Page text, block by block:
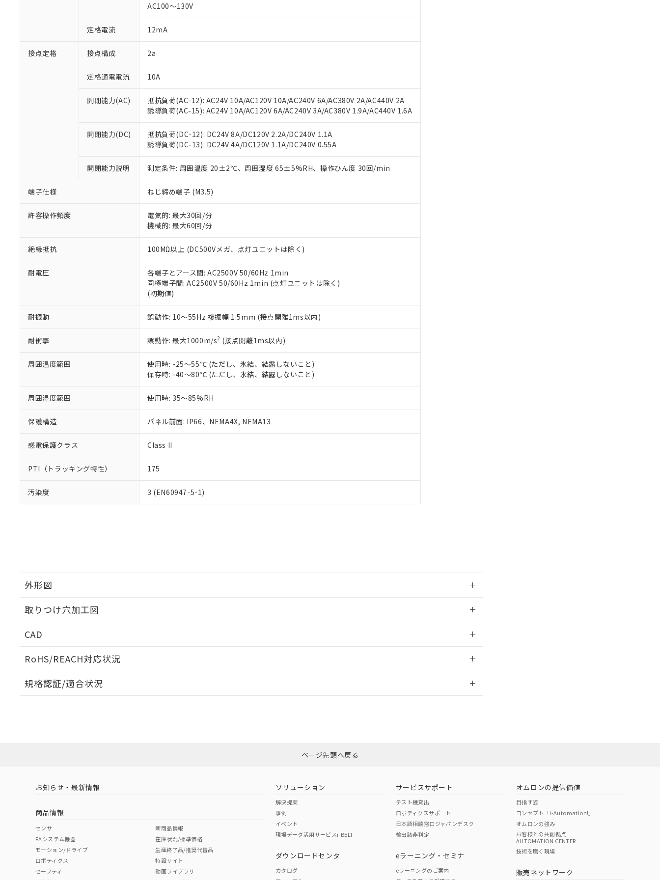
AC100～130V
定格電流 12mA
接点定格 接点構成 2a
定格通電電流 10A
開閉能力(AC)
抵抗負荷(AC-12): AC24V 10A/AC120V 10A/AC240V 6A/AC380V 2A/AC440V 2A
誘導負荷(AC-15): AC24V 10A/AC120V 6A/AC240V 3A/AC380V 1.9A/AC440V 1.6A
開閉能力(DC)
抵抗負荷(DC-12): DC24V 8A/DC120V 2.2A/DC240V 1.1A
誘導負荷(DC-13): DC24V 4A/DC120V 1.1A/DC240V 0.55A
開閉能力説明 測定条件: 周囲温度 20±2℃、周囲湿度 65±5%RH、操作ひん度 30回/min
端子仕様 ねじ締め端子 (M3.5)
許容操作頻度
電気的: 最大30回/分
機械的: 最大60回/分
絶縁抵抗 100MΩ以上 (DC500Vメガ、点灯ユニットは除く)
耐電圧
各端子とアース間: AC2500V 50/60Hz 1min
同極端子間: AC2500V 50/60Hz 1min (点灯ユニットは除く)
(初期値)
耐振動 誤動作: 10～55Hz 複振幅 1.5mm (接点開離1ms以内)
耐衝撃 誤動作: 最大1000m/s2 (接点開離1ms以内)
周囲温度範囲
使用時: -25～55℃ (ただし、氷結、結露しないこと)
保存時: -40～80℃ (ただし、氷結、結露しないこと)
周囲湿度範囲 使用時: 35～85%RH
保護構造 パネル前面: IP66、NEMA4X, NEMA13
感電保護クラス Class II
PTI（トラッキング特性） 175
汚染度 3 (EN60947-5-1)
外形図
取りつけ穴加工図
CAD
RoHS/REACH対応状況
EU RoHS 注意事項・凡例
ダウンロードはこちら
中国 RoHS 注意事項・凡例
中国 RoHS表
Pb Hg Cr(VI)
規格認証/適合状況
（イギリス
（ノルウェー
（日本
（アメリカ
この製品の規格認証/適合状況ページへ
その他の認証はこちらのページからご検索ください
以下の条件をお読みいただき、同意のうえご利用ください。
正式な納期状況および標準価格はお客様のお取引先、またはお客様担当のオムロン制御機器販売店・
当社販売員にご相談ください。
オムロン制御機器販売店や当社販売拠点は「販売ネットワーク
」をご確認ください。
在庫状況および標準価格結果を当社の事前の承諾なく第三者に漏洩または開示しないようお願いしま
す。
マイパーツ機能（部品リスト作成サービス）をご利用いただくには、I-Webメンバーズにご登録され
ている必要があります。
が、当社の製品・サービスに関するお客様との取引・商談に必要な範囲で利用することをご了承くだ
さい。
※当社の共同利用者とは、
いる法人を指します。
があります。
*EU RoHS指令（10物質）：
六価クロム(Cr(Ⅵ)) 1000ppm以下、ポリ臭化ビフェニル類(PBB) 1000ppm以下、ポリ臭化ジフェニルエーテル類(PBDE) 1000ppm以下、
但し、RoHS指令で産業用監視および制御機器に対する適用除外項目は除く。
フタル酸エステル類の４物質については閾値を超える意図的な使用がないことを確認しています。
※2 対応予定月
部品在庫の切り替え状況などにより、予定月が前後することがあります。
※3 非含有証明書ダウンロード
EU RoHS指令（10物質）の非含有証明書
51物質の非含有証明書（当社基準）
※本証明書は発行日時点で非含有を証明するもので、過去に遡って非含有を証明するものではありません。
また、RoHS指令のフタル酸エステル類４物質の対応では、対応完了までの期間は出荷製品に未対応品が
混在することから備考欄に対応日を記載しておりました。
既に当社にて対応品への在庫切替を完了していることから、特段のことがない限り、2022年1月12日よ
「×」：最大均質材料含有率が中国RoHSの基準値を超えていることを示します。
「－」：未確認です。当社販売部門へお問い合わせください。
Pb(鉛) :1000ppm、 Hg(水銀) : 1000ppm、 Cd(カドミウム) : 100ppm、
DBP(フタル酸ジブチル) : 1000ppm、 DIBP(フタル酸ジイソブチル) : 1000ppm、 BBP(フタル酸ブチルベンジル) : 1000ppm、
※2 環境保護使用期限
「ｅ」：有害物質（10物質）のすべてが基準値以下であることを示します。
「10」：通常の使用状況下において有害物質が外部に漏えいし、環境に深刻な影響を及ぼさない年数を意
味します。
「－」：未確認です。当社販売部門へお問い合わせください。
う）を輸出または国外への提供する場合は、日本国政府の輸出許可(または役務取引許可)を取得する
置等に一切使用いたしません。
当社は、貴社製品を第三者に販売する場合は、上記1、2および3の内容を当該第三者に通知します。
また当社は、販売先および販売に係わる関係者が違法に輸出するおそれがある場合は、取り引きをい
たしません。
記
説明
△ 一定数には満たないが在庫あり
－
在庫なし(最新の在庫状況については、お客様のお取引先、またはお客様担当のオムロン制御
機器販売店・当社販売員にご確認ください)
空
白
受注生産機種、また在庫状況の情報を公開していない機種
ページ先頭へ戻る
お知らせ・最新情報
商品情報
センサ
FAシステム機器
モーション/ドライブ
ロボティクス
セーフティ
新商品情報
在庫状況/標準価格
生産終了品/推奨代替品
特設サイト
動画ライブラリ
ソリューション
解決提案
事例
イベント
現場データ活用サービスi-BELT
ダウンロードセンタ
カタログ
サービスサポート
テスト機貸出
ロボティクスサポート
日本語相談窓口ジャパンデスク
輸出該非判定
eラーニング・セミナ
eラーニングのご案内
オムロンの提供価値
目指す姿
コンセプト「i-Automation!」
オムロンの強み
お客様との共創拠点
AUTOMATION CENTER
技術を磨く現場
販売ネットワーク